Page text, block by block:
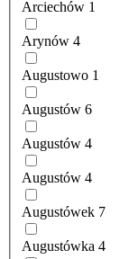
Arciechów 1
Arynów 4
Augustowo 1
Augustów 6
Augustów 4
Augustów 4
Augustówek 7
Augustówka 4